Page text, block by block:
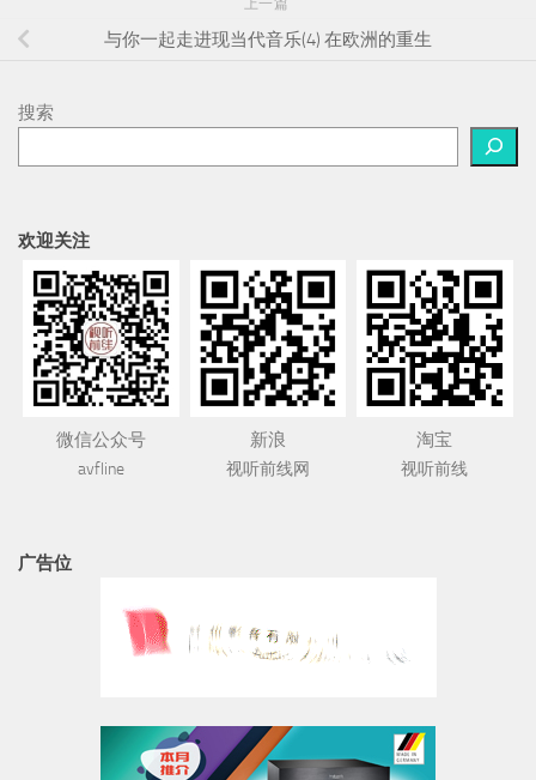
上一篇
与你一起走进现当代音乐(4) 在欧洲的重生
搜索
欢迎关注
微信公众号
avfline
新浪
视听前线网
淘宝
视听前线
广告位